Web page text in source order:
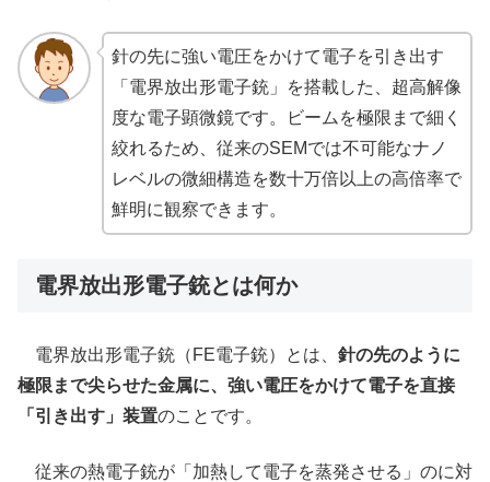
針の先に強い電圧をかけて電子を引き出す
「電界放出形電子銃」を搭載した、超高解像
度な電子顕微鏡です。ビームを極限まで細く
絞れるため、従来のSEMでは不可能なナノ
レベルの微細構造を数十万倍以上の高倍率で
鮮明に観察できます。
電界放出形電子銃とは何か
電界放出形電子銃（FE電子銃）とは、 針の先のように
極限まで尖らせた金属に、強い電圧をかけて電子を直接
「引き出す」装置のことです。
従来の熱電子銃が「加熱して電子を蒸発させる」のに対